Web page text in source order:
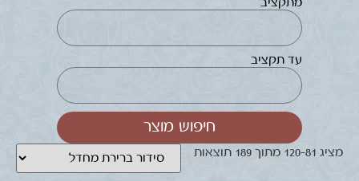
מתקציב
עד תקציב
חיפוש מוצר
מציג 81–120 מתוך 189 תוצאות